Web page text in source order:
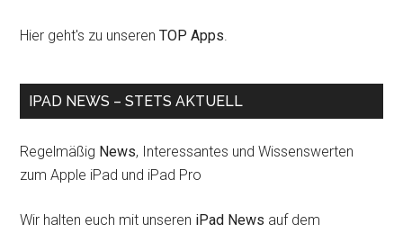
Hier geht's zu unserenTOP Apps.
IPAD NEWS – STETS AKTUELL
Regelmäßig News, Interessantes und Wissenswerten
zum Apple iPad und iPad Pro
Wir halten euch mit unseren iPad News auf dem